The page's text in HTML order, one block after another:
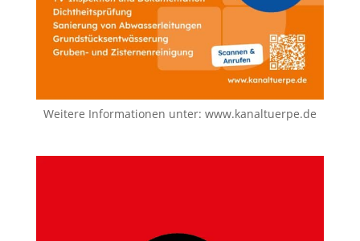
Weitere Informationen unter: www.kanaltuerpe.de